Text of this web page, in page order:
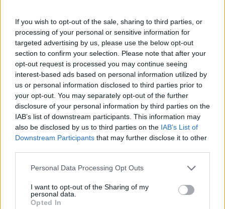
If you wish to opt-out of the sale, sharing to third parties, or
processing of your personal or sensitive information for
targeted advertising by us, please use the below opt-out
section to confirm your selection. Please note that after your
opt-out request is processed you may continue seeing
interest-based ads based on personal information utilized by
us or personal information disclosed to third parties prior to
your opt-out. You may separately opt-out of the further
disclosure of your personal information by third parties on the
IAB’s list of downstream participants. This information may
also be disclosed by us to third parties on the IAB’s List of
Downstream Participants that may further disclose it to other
Personal Data Processing Opt Outs
I want to opt-out of the Sharing of my
personal data.
Opted In
aranyérem
Diákolimpia